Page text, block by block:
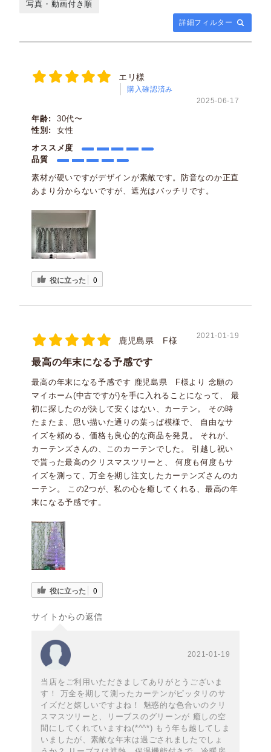
詳細フィルター
写真・動画付き順
エリ様
購入確認済み
2025-06-17
年齢:
30代〜
性別:
女性
オススメ度
品質
素材が硬いですがデザインが素敵です。防音なのか正直
あまり分からないですが、遮光はバッチリです。
役に立った 0
鹿児島県 F様 2021-01-19
最高の年末になる予感です
最高の年末になる予感です 鹿児島県 F様より 念願の
マイホーム(中古ですが)を手に入れることになって、 最
初に探したのが決して安くはない、カーテン。 その時
たまたま、思い描いた通りの葉っぱ模様で、 自由なサ
イズを頼める、価格も良心的な商品を発見。 それが、
カーテンズさんの、このカーテンでした。 引越し祝い
で貰った最高のクリスマスツリーと、 何度も何度もサ
イズを測って、万全を期し注文したカーテンズさんのカ
ーテン。 この2つが、私の心を癒してくれる、最高の年
末になる予感です。
役に立った 0
サイトからの返信
2021-01-19
当店をご利用いただきましてありがとうございま
す！ 万全を期して測ったカーテンがピッタリのサ
イズだと嬉しいですよね！ 魅惑的な色合いのクリ
スマスツリーと、リーブスのグリーンが 癒しの空
間にしてくれていますね(*^^*) もう年も越してしま
いましたが、素敵な年末は過ごされましたでしょ